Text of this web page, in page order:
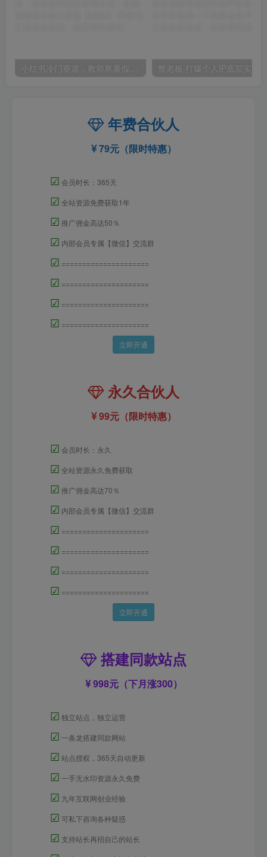
小红书冷门赛道，教师寒暑假项目，多种连环套的变现方式，还能矩阵操作放大收益【揭秘】
年费合伙人
79元（限时特惠）
☑ 会员时长：365天
☑ 全站资源免费获取1年
☑ 推广佣金高达50％
☑ 内部会员专属【微信】交流群
☑ =====================
☑ =====================
☑ =====================
☑ =====================
立即开通
永久合伙人
99元（限时特惠）
☑ 会员时长：永久
☑ 全站资源永久免费获取
☑ 推广佣金高达70％
☑ 内部会员专属【微信】交流群
☑ =====================
☑ =====================
☑ =====================
☑ =====================
立即开通
搭建同款站点
998元（下月涨300）
☑ 独立站点，独立运营
☑ 一条龙搭建同款网站
☑ 站点授权，365天自动更新
☑ 一手无水印资源永久免费
☑ 九年互联网创业经验
☑ 可私下咨询各种疑惑
☑ 支持站长再招自己的站长